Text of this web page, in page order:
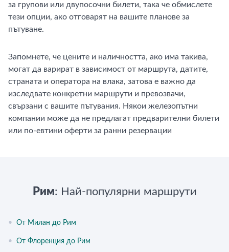
за групови или двупосочни билети, така че обмислете
тези опции, ако отговарят на вашите планове за
пътуване.
Запомнете, че цените и наличността, ако има такива,
могат да варират в зависимост от маршрута, датите,
страната и оператора на влака, затова е важно да
изследвате конкретни маршрути и превозвачи,
свързани с вашите пътувания. Някои железопътни
компании може да не предлагат предварителни билети
или по-евтини оферти за ранни резервации
Рим: Най-популярни маршрути
• От Милан до Рим
• От Флоренция до Рим